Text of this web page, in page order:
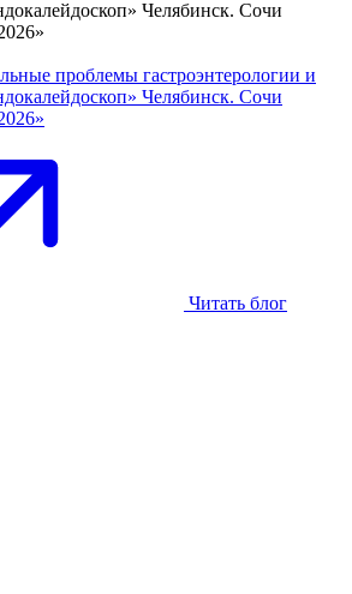
проблемы гастроэнтерологии и
Челябинск. Сочи
Читать блог